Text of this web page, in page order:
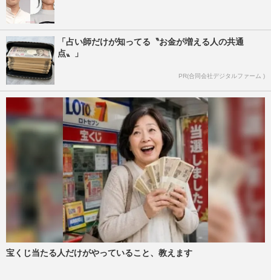
「占い師だけが知ってる〝お金が増える人の共通
点〟」
PR(合同会社デジタルファーム )
宝くじ当たる人だけがやっていること、教えます